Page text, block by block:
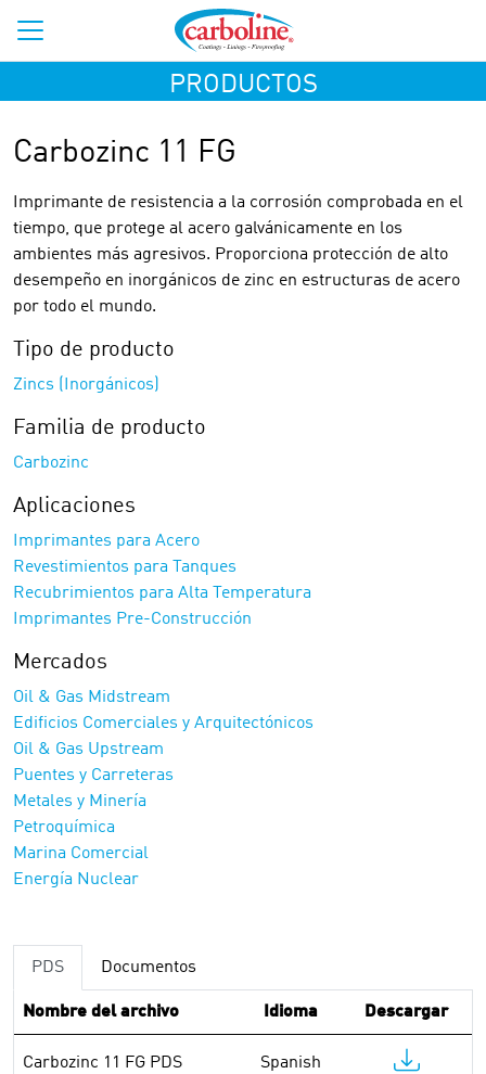
PRODUCTOS
Carbozinc 11 FG
Imprimante de resistencia a la corrosión comprobada en el
tiempo, que protege al acero galvánicamente en los
ambientes más agresivos. Proporciona protección de alto
desempeño en inorgánicos de zinc en estructuras de acero
por todo el mundo.
Tipo de producto
Zincs (Inorgánicos)
Familia de producto
Carbozinc
Aplicaciones
Imprimantes para Acero
Revestimientos para Tanques
Recubrimientos para Alta Temperatura
Imprimantes Pre-Construcción
Mercados
Oil & Gas Midstream
Edificios Comerciales y Arquitectónicos
Oil & Gas Upstream
Puentes y Carreteras
Metales y Minería
Petroquímica
Marina Comercial
Energía Nuclear
PDS Documentos
Nombre del archivo Idioma Descargar
Carbozinc 11 FG PDS Spanish